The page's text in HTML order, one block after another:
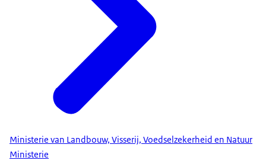
Ministerie van Landbouw, Visserij, Voedselzekerheid en Natuur
Ministerie